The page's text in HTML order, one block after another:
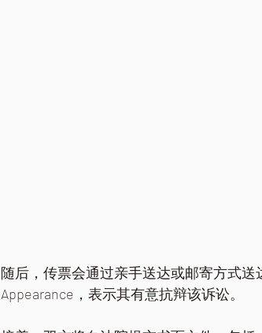
随后，传票会通过亲手送达或邮寄方式
Appearance，表示其有意抗辩该诉讼。